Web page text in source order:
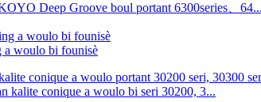
Deep Groove boul portant 6300series、64...
a woulo bi founisè
kalite conique a woulo bi seri 30200, 3...